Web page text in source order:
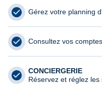
Gérez votre planning
Consultez vos
CONCIERGERIE
Réservez et réglez